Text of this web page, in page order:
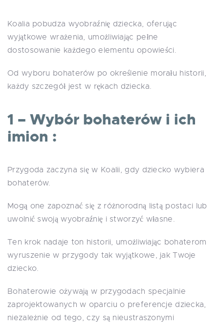
Koalia pobudza wyobraźnię dziecka, oferując
wyjątkowe wrażenia, umożliwiając pełne
dostosowanie każdego elementu opowieści.
Od wyboru bohaterów po określenie morału historii,
każdy szczegół jest w rękach dziecka.
1 – Wybór bohaterów i ich
imion :
Przygoda zaczyna się w Koalii, gdy dziecko wybiera
bohaterów.
Mogą one zapoznać się z różnorodną listą postaci lub
uwolnić swoją wyobraźnię i stworzyć własne.
Ten krok nadaje ton historii, umożliwiając bohaterom
wyruszenie w przygody tak wyjątkowe, jak Twoje
dziecko.
Bohaterowie ożywają w przygodach specjalnie
zaprojektowanych w oparciu o preferencje dziecka,
niezależnie od tego, czy są nieustraszonymi